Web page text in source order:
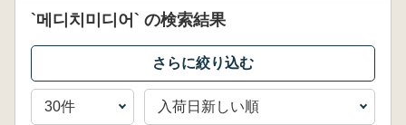
`메디치미디어` の検索結果